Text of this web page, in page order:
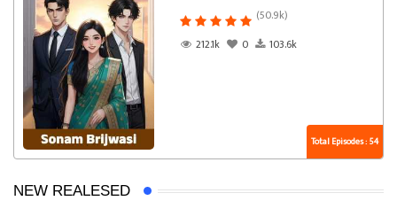
(50.9k)
212.1k
0 103.6k
Total Episodes : 54
NEW REALESED